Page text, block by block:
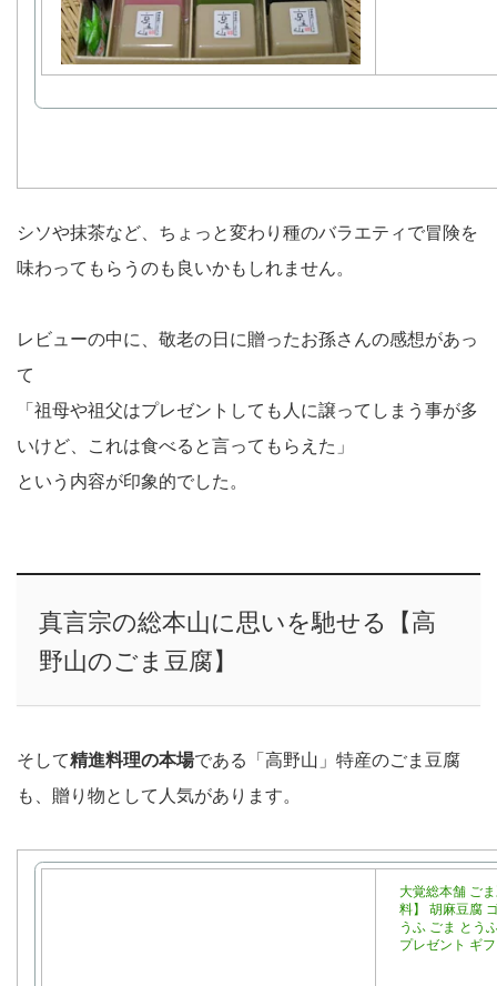
シソや抹茶など、ちょっと変わり種のバラエティで冒険を
味わってもらうのも良いかもしれません。
レビューの中に、敬老の日に贈ったお孫さんの感想があっ
て
「祖母や祖父はプレゼントしても人に譲ってしまう事が多
いけど、これは食べると言ってもらえた」
という内容が印象的でした。
真言宗の総本山に思いを馳せる【高
野山のごま豆腐】
そして精進料理の本場である「高野山」特産のごま豆腐
も、贈り物として人気があります。
大覚総本舗 ご
料】 胡麻豆腐
うふ ごま とう
プレゼント ギ